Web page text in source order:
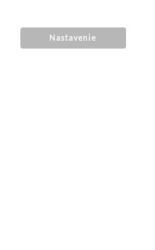
Nastavenie